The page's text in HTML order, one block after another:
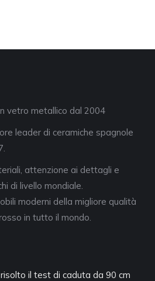
vetro metallico dal 2004
leader di ceramiche spagnole
attenzione ai dettagli e
di livello mondiale.
moderni della migliore qualità
in tutto il mondo.
il test di caduta da 90 cm